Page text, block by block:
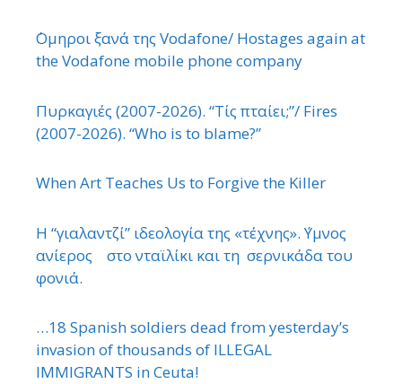
΄Ομηροι ξανά της Vodafone/ Hostages again at
the Vodafone mobile phone company
Πυρκαγιές (2007-2026). “Τίς πταίει;”/ Fires
(2007-2026). “Who is to blame?”
When Art Teaches Us to Forgive the Killer
Η “γιαλαντζί” ιδεολογία της «τέχνης». ΄Υμνος
ανίερος στο νταϊλίκι και τη σερνικάδα του
φονιά.
…18 Spanish soldiers dead from yesterday’s
invasion of thousands of ILLEGAL
IMMIGRANTS in Ceuta!